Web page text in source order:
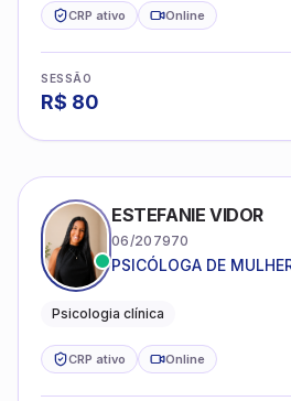
CRP ativo Online
SESSÃO
R$ 80
ESTEFANIE VIDOR
06/207970
PSICÓLOGA DE
dentro da sua
Psicologia clínica
CRP ativo Online